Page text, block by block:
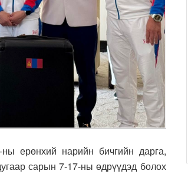
нарийн бичгийн дарга,
сарын 7-17-ны өдрүүдэд болох